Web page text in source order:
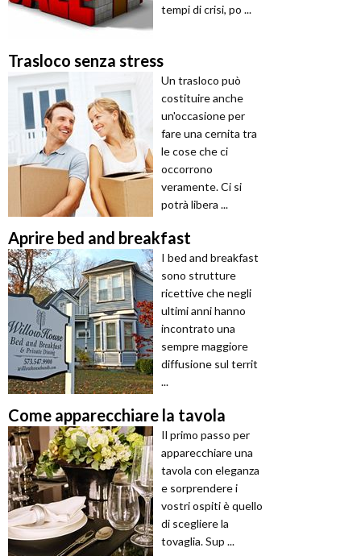
tempi di crisi, po ...
Trasloco senza stress
Un trasloco può
costituire anche
un'occasione per
fare una cernita tra
le cose che ci
occorrono
veramente. Ci si
potrà libera ...
Aprire bed and breakfast
I bed and breakfast
sono strutture
ricettive che negli
ultimi anni hanno
incontrato una
sempre maggiore
diffusione sul territ
...
Come apparecchiare la tavola
Il primo passo per
apparecchiare una
tavola con eleganza
e sorprendere i
vostri ospiti è quello
di scegliere la
tovaglia. Sup ...